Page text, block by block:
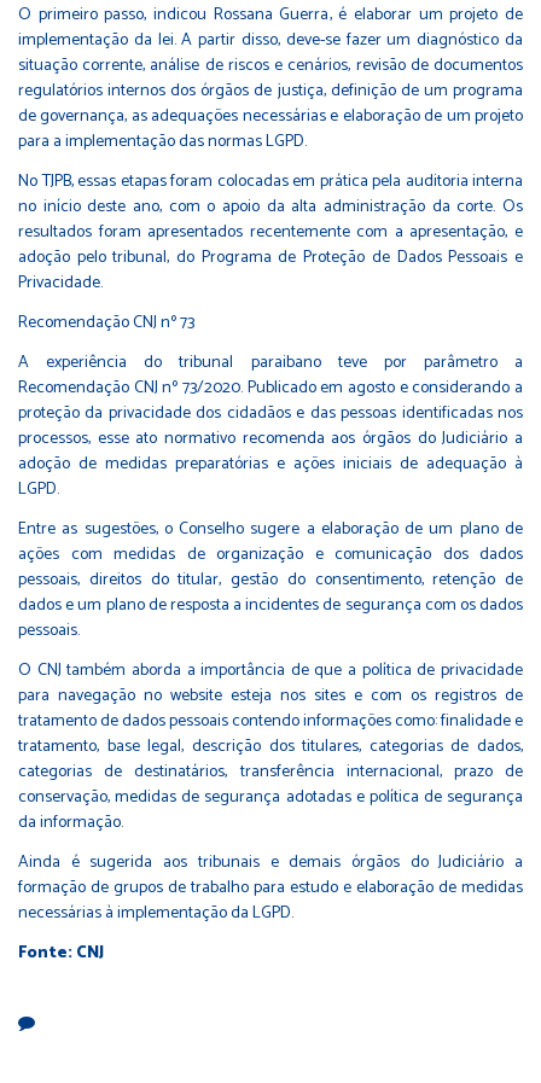
O primeiro passo, indicou Rossana Guerra, é elaborar um projeto de
implementação da lei. A partir disso, deve-se fazer um diagnóstico da
situação corrente, análise de riscos e cenários, revisão de documentos
regulatórios internos dos órgãos de justiça, definição de um programa
de governança, as adequações necessárias e elaboração de um projeto
para a implementação das normas LGPD.
No TJPB, essas etapas foram colocadas em prática pela auditoria interna
no início deste ano, com o apoio da alta administração da corte. Os
resultados foram apresentados recentemente com a apresentação, e
adoção pelo tribunal, do Programa de Proteção de Dados Pessoais e
Privacidade.
Recomendação CNJ nº 73
A experiência do tribunal paraibano teve por parâmetro a
Recomendação CNJ nº 73/2020. Publicado em agosto e considerando a
proteção da privacidade dos cidadãos e das pessoas identificadas nos
processos, esse ato normativo recomenda aos órgãos do Judiciário a
adoção de medidas preparatórias e ações iniciais de adequação à
LGPD.
Entre as sugestões, o Conselho sugere a elaboração de um plano de
ações com medidas de organização e comunicação dos dados
pessoais, direitos do titular, gestão do consentimento, retenção de
dados e um plano de resposta a incidentes de segurança com os dados
pessoais.
O CNJ também aborda a importância de que a política de privacidade
para navegação no website esteja nos sites e com os registros de
tratamento de dados pessoais contendo informações como: finalidade e
tratamento, base legal, descrição dos titulares, categorias de dados,
categorias de destinatários, transferência internacional, prazo de
conservação, medidas de segurança adotadas e política de segurança
da informação.
Ainda é sugerida aos tribunais e demais órgãos do Judiciário a
formação de grupos de trabalho para estudo e elaboração de medidas
necessárias à implementação da LGPD.
Fonte: CNJ